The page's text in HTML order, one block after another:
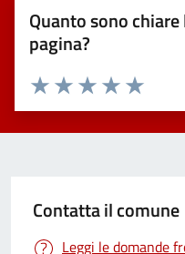
Quanto sono
pagina?
Valuta 5
Valuta 4
Valuta 3 stelle
Valuta 2 stelle su 5
Valuta 1 stelle su 5
Contatta il comune
Leggi le domande